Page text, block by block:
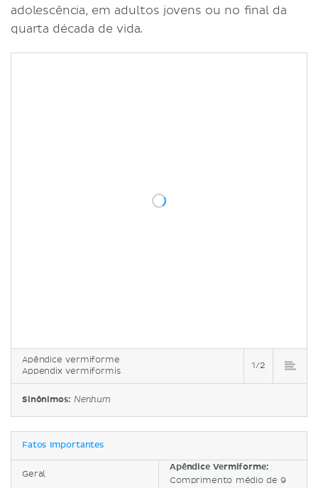
Apêndice vermiforme
Appendix vermiformis
1/2
Sinônimos: Nenhum
adolescência, em adultos jovens ou no final da
quarta década de vida.
Fatos Importantes
Geral
Apêndice Vermiforme:
Comprimento médio de 9